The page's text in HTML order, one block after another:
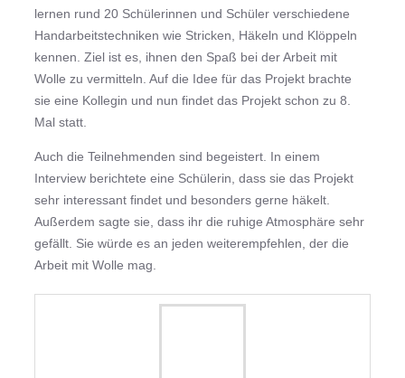
lernen rund 20 Schülerinnen und Schüler verschiedene
Handarbeitstechniken wie Stricken, Häkeln und Klöppeln
kennen. Ziel ist es, ihnen den Spaß bei der Arbeit mit
Wolle zu vermitteln. Auf die Idee für das Projekt brachte
sie eine Kollegin und nun findet das Projekt schon zu 8.
Mal statt.
Auch die Teilnehmenden sind begeistert. In einem
Interview berichtete eine Schülerin, dass sie das Projekt
sehr interessant findet und besonders gerne häkelt.
Außerdem sagte sie, dass ihr die ruhige Atmosphäre sehr
gefällt. Sie würde es an jeden weiterempfehlen, der die
Arbeit mit Wolle mag.